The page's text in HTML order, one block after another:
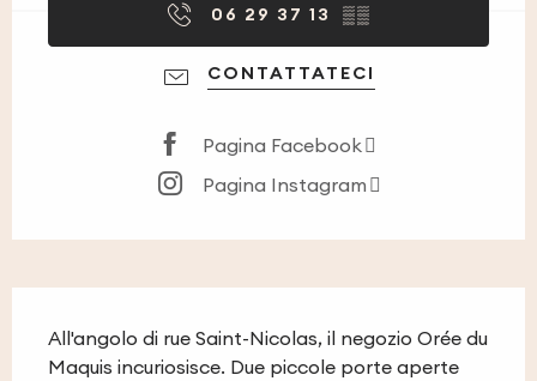
06 29 37 13 ▒▒
CONTATTATECI
Pagina Facebook
Pagina Instagram
All'angolo di rue Saint-Nicolas, il negozio Orée du
Maquis incuriosisce. Due piccole porte aperte